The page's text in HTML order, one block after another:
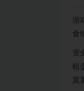
游
食
资
租
翼